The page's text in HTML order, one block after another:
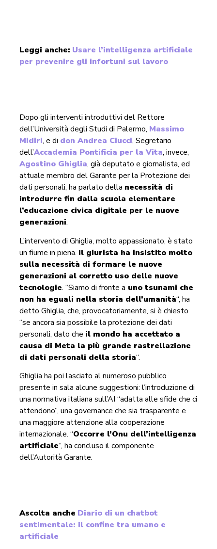
Leggi anche: Usare l’intelligenza artificiale
per prevenire gli infortuni sul lavoro
Dopo gli interventi introduttivi del Rettore
dell’Università degli Studi di Palermo, Massimo
Midiri, e di don Andrea Ciucci, Segretario
dell’Accademia Pontificia per la Vita, invece,
Agostino Ghiglia, già deputato e giornalista, ed
attuale membro del Garante per la Protezione dei
dati personali, ha parlato della necessità di
introdurre fin dalla scuola elementare
l’educazione civica digitale per le nuove
generazioni.
L’intervento di Ghiglia, molto appassionato, è stato
un fiume in piena. Il giurista ha insistito molto
sulla necessità di formare le nuove
generazioni al corretto uso delle nuove
tecnologie. “Siamo di fronte a uno tsunami che
non ha eguali nella storia dell’umanità“, ha
detto Ghiglia, che, provocatoriamente, si è chiesto
“se ancora sia possibile la protezione dei dati
personali, dato che il mondo ha accettato a
causa di Meta la più grande rastrellazione
di dati personali della storia“.
Ghiglia ha poi lasciato al numeroso pubblico
presente in sala alcune suggestioni: l’introduzione di
una normativa italiana sull’AI “adatta alle sfide che ci
attendono”, una governance che sia trasparente e
una maggiore attenzione alla cooperazione
internazionale. “Occorre l’Onu dell’intelligenza
artificiale“, ha concluso il componente
dell’Autorità Garante.
Ascolta anche Diario di un chatbot
sentimentale: il confine tra umano e
artificiale